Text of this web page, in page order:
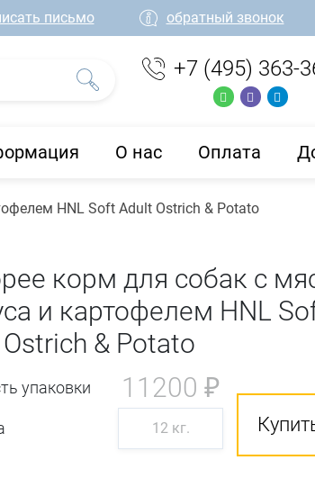
письмо обратный звонок
+7 (495) 363-
О нас Оплата
HNL Soft Adult Ostrich & Potato
корм для собак с
и картофелем HNL
& Potato
упаковки 11200 ₽
12 кг.